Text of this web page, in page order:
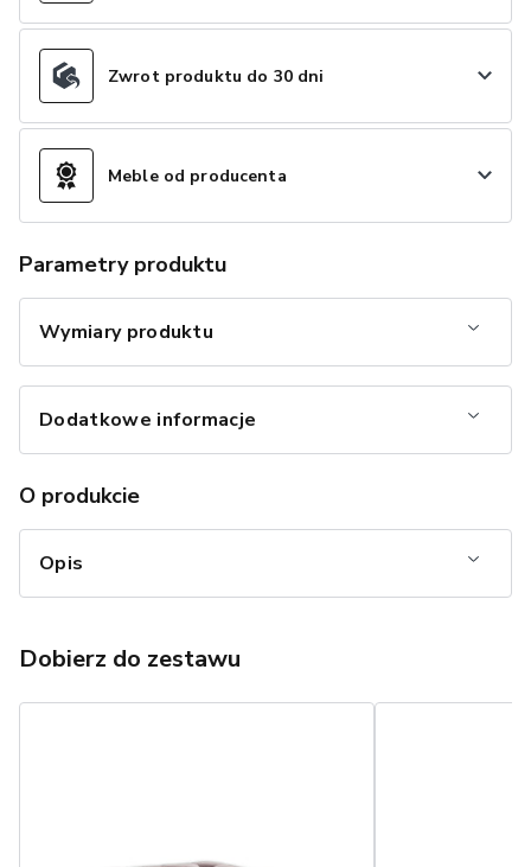
Zwrot produktu do 30 dni
Meble od producenta
Parametry produktu
Wymiary produktu
Dodatkowe informacje
O produkcie
Opis
Dobierz do zestawu